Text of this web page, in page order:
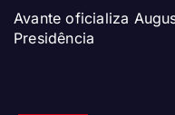
Avante oficializa
Presidência